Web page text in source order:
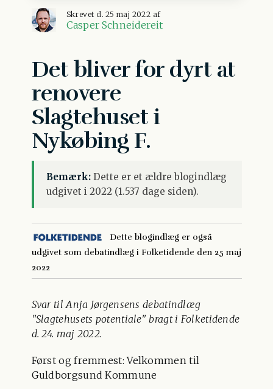
Skrevet d. 25 maj 2022 af
Casper Schneidereit
Det bliver for dyrt at
renovere
Slagtehuset i
Nykøbing F.
Bemærk:Dette er et ældre blogindlæg
udgivet i 2022 (1.537 dage siden).
Dette blogindlæg er også
udgivet som debatindlæg i Folketidende den 25 maj
2022
Svar til Anja Jørgensens debatindlæg
"Slagtehusets potentiale" bragt i Folketidende
d. 24. maj 2022.
Først og fremmest: Velkommen til
Guldborgsund Kommune